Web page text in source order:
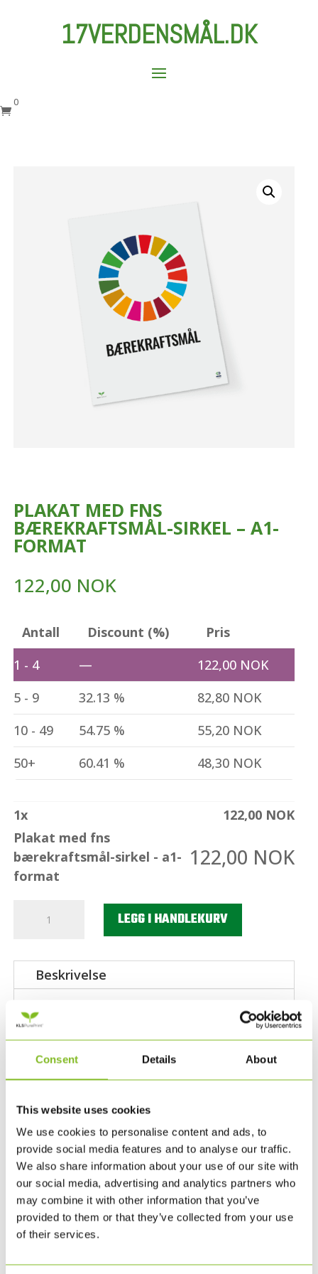
Consent Details About
This website uses cookies
We use cookies to personalise content and ads, to
provide social media features and to analyse our traffic.
We also share information about your use of our site with
our social media, advertising and analytics partners who
may combine it with other information that you’ve
provided to them or that they’ve collected from your use
of their services.
17VERDENSMÅL.DK

0
PLAKAT MED FNS
BÆREKRAFTSMÅL-SIRKEL – A1-
FORMAT
122,00 NOK
Antall Discount (%)
Pris
1 - 4
— 122,00 NOK
5 - 9
32.13 % 82,80 NOK
10 - 49
54.75 % 55,20 NOK
50+
60.41 % 48,30 NOK
1x 122,00 NOK
Plakat med fns
bærekraftsmål-sirkel - a1-
format
122,00 NOK
bærekraftsmål-
sirkel
-
a1-
format
antall
LEGG I HANDLEKURV
Beskrivelse
Plakaten med den velkjente sirkelen
som illustrerer FNs 17 bærekraftsmål.
Plakaten er i A1-format (59,4 × 84,1
Uncoated.
Plakaten er Cradle to Cradle-sertifisert,
FSC-sertifisert og klimanøytral.
RELATERTE PRODUKTER